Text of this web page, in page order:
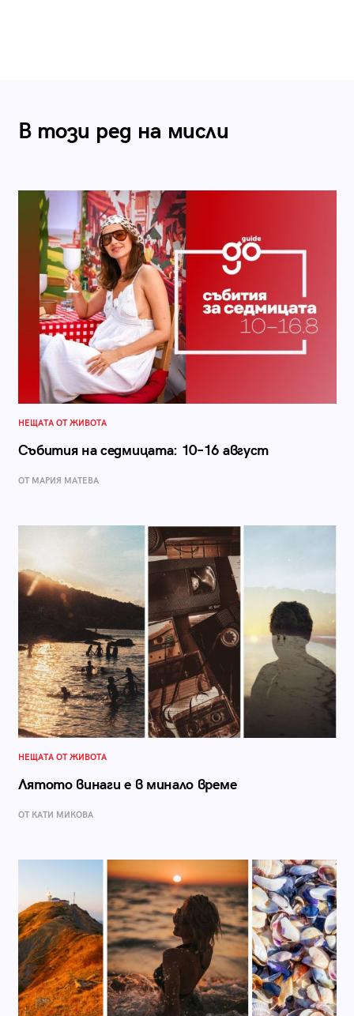
В този ред на мисли
НЕЩАТА ОТ ЖИВОТА
Събития на седмицата: 10–16 август
ОТ МАРИЯ МАТЕВА
НЕЩАТА ОТ ЖИВОТА
Лятото винаги е в минало време
ОТ КАТИ МИКОВА